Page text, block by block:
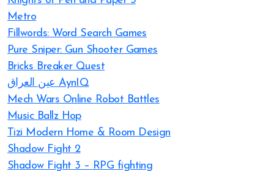
Metro
Fillwords: Word Search Games
Pure Sniper: Gun Shooter Games
Bricks Breaker Quest
عين العراق AynIQ
Mech Wars Online Robot Battles
Music Ballz Hop
Tizi Modern Home & Room Design
Shadow Fight 2
Shadow Fight 3 – RPG fighting